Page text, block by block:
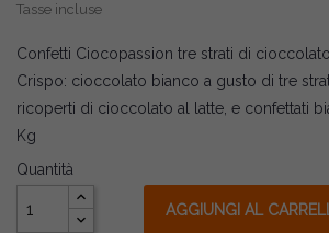
Tasse incluse
Confetti Ciocopassion tre strati di
Crispo: cioccolato bianco a gusto di tre
ricoperti di cioccolato al latte, e confettati
Kg
Quantità
AGGIUNGI AL